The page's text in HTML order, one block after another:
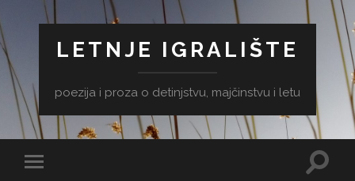
LETNJE IGRALIŠTE
poezija i proza o detinjstvu, majčinstvu i letu
Toggle